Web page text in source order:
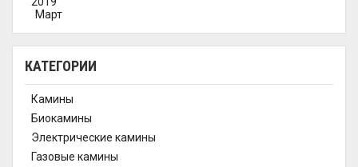
Март
КАТЕГОРИИ
Камины
Биокамины
Электрические камины
Газовые камины